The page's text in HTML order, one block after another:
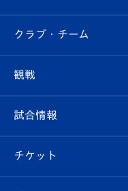
すべて
クラブ
試合情報
クラブ・チーム
クラブ概要
エンブレム紹介
観戦
観戦ルール
はじめての観戦ガイド
試合情報
試合日程/結果
チケット